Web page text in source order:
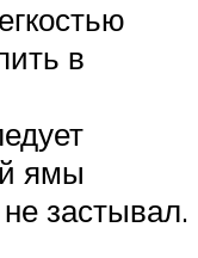
в
ямы
застывал.